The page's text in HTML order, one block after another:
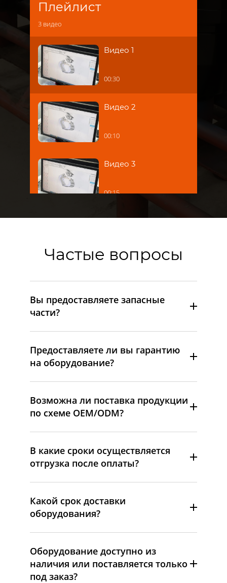
Плейлист
3 видео
Видео 1
00:30
Видео 2
00:10
Видео 3
00:15
Частые вопросы
Вы предоставляете запасные
части?
Предоставляете ли вы гарантию
на оборудование?
Возможна ли поставка продукции
по схеме OEM/ODM?
В какие сроки осуществляется
отгрузка после оплаты?
Какой срок доставки
оборудования?
Оборудование доступно из
наличия или поставляется только
под заказ?